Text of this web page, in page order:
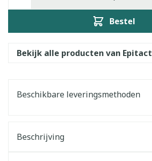
Bestel
Bekijk alle producten van Epitact
Beschikbare leveringsmethoden
Beschrijving